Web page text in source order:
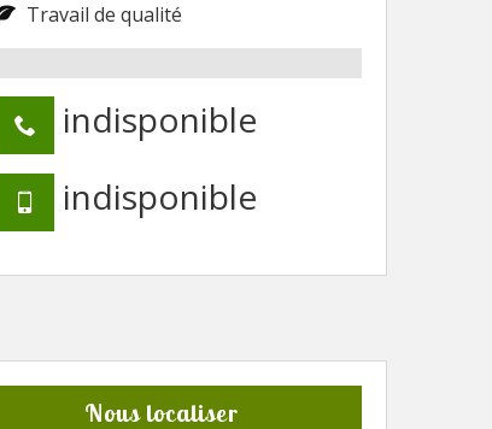
Travail de qualité
indisponible
indisponible
Nous localiser